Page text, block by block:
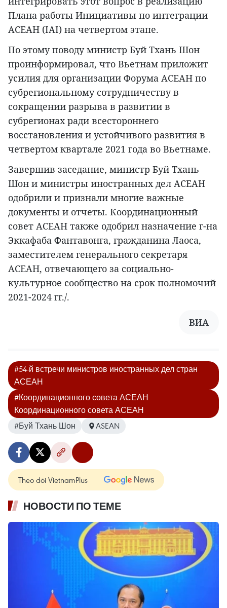
Плана работы Инициативы по интеграции
АСЕАН (IAI) на четвертом этапе.
По этому поводу министр Буй Тхань Шон
проинформировал, что Вьетнам приложит
усилия для организации Форума АСЕАН по
субрегиональному сотрудничеству в
сокращении разрыва в развитии в
субрегионах ради всестороннего
восстановления и устойчивого развития в
четвертом квартале 2021 года во Вьетнаме.
Завершив заседание, министр Буй Тхань
Шон и министры иностранных дел АСЕАН
одобрили и признали многие важные
документы и отчеты. Координационный
совет АСЕАН также одобрил назначение г-на
Эккафаба Фантавонга, гражданина Лаоса,
заместителем генерального секретаря
АСЕАН, отвечающего за социально-
культурное сообщество на срок полномочий
2021-2024 гг./.
ВИА
#54-й встречи министров иностранных дел стран
АСЕАН
#Координационного совета АСЕАН
Координационного совета АСЕАН
#Буй Тхань Шон
ASEAN
Theo dõi VietnamPlus
НОВОСТИ ПО ТЕМЕ